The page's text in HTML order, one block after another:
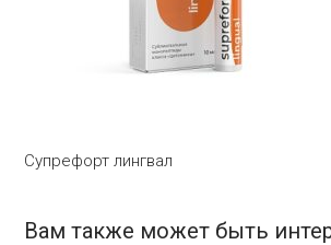
Супрефорт лингвал
Вам также может быть